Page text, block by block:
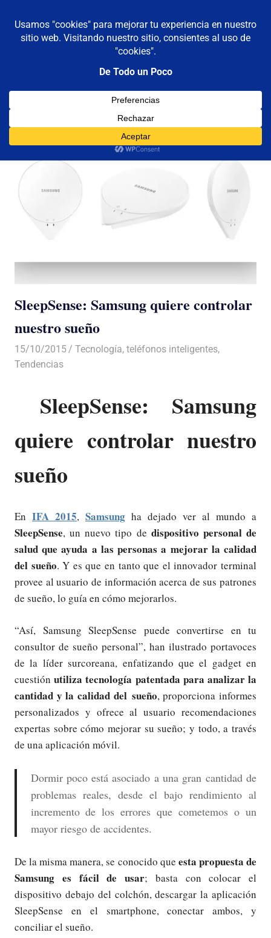
contenido
De todo un poco
Reflexiones,
Viajes
MENÚ
SleepSense: Samsung quiere controlar
nuestro sueño
15/10/2015 Luis Castellanos
Tecnología,teléfonos inteligentes,
Tendencias
SleepSense: Samsung
quiere controlar nuestro
sueño
En IFA 2015, Samsung ha dejado ver al mundo a
SleepSense, un nuevo tipo de dispositivo personal de
salud que ayuda a las personas a mejorar la calidad
del sueño. Y es que en tanto que el innovador terminal
provee al usuario de información acerca de sus patrones
de sueño, lo guía en cómo mejorarlos.
“Así, Samsung SleepSense puede convertirse en tu
consultor de sueño personal”, han ilustrado portavoces
de la líder surcoreana, enfatizando que el gadget en
cuestión utiliza tecnología patentada para analizar la
cantidad y la calidad del sueño, proporciona informes
personalizados y ofrece al usuario recomendaciones
expertas sobre cómo mejorar su sueño; y todo, a través
de una aplicación móvil.
Dormir poco está asociado a una gran cantidad de
problemas reales, desde el bajo rendimiento al
incremento de los errores que cometemos o un
mayor riesgo de accidentes.
De la misma manera, se conocido que esta propuesta de
Samsung es fácil de usar; basta con colocar el
dispositivo debajo del colchón, descargar la aplicación
SleepSense en el smartphone, conectar ambos, y
conciliar el sueño.